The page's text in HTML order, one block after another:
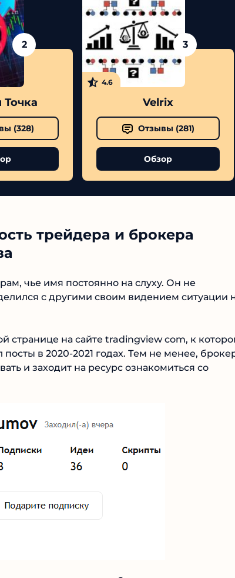
2
(328)
3
4.6
Velrix
Отзывы (281)
Обзор
трейдера и брокера
чье имя постоянно на слуху. Он не
с другими своим видением ситуации
на сайте tradingview com, к
в 2020-2021 годах. Тем не менее,
и заходит на ресурс ознакомиться со